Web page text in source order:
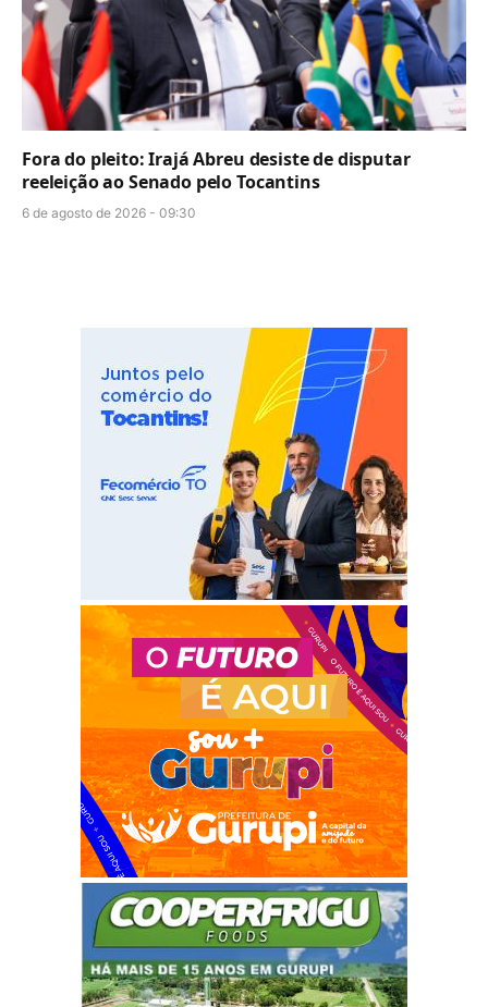
Fora do pleito: Irajá Abreu desiste de disputar
reeleição ao Senado pelo Tocantins
6 de agosto de 2026 - 09:30